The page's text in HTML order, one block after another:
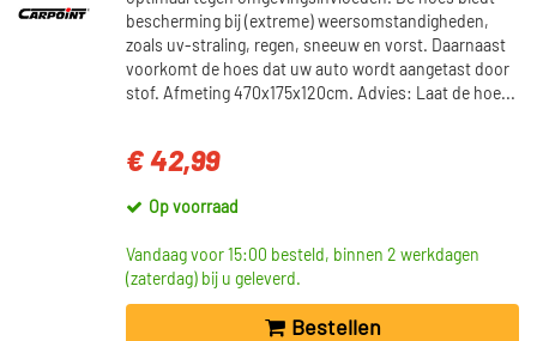
bescherming bij (extreme) weersomstandigheden,
zoals uv-straling, regen, sneeuw en vorst. Daarnaast
voorkomt de hoes dat uw auto wordt aangetast door
stof. Afmeting 470x175x120cm. Advies: Laat de hoe...
€ 42,99
Op voorraad
Vandaag voor 15:00 besteld, binnen 2 werkdagen
(zaterdag) bij u geleverd.
Bestellen